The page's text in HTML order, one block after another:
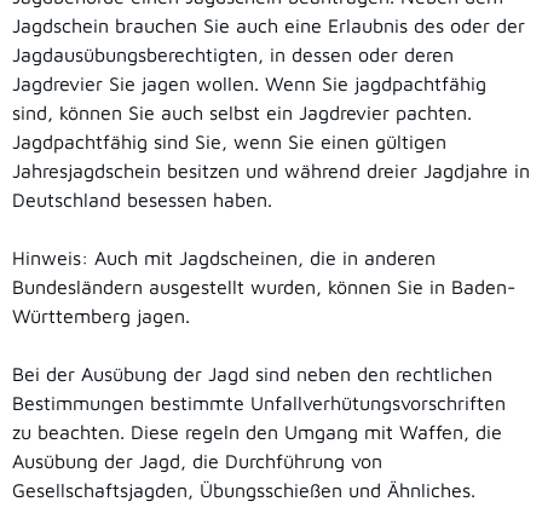
Jagdschein brauchen Sie auch eine Erlaubnis des oder der
Jagdausübungsberechtigten, in dessen oder deren
Jagdrevier Sie jagen wollen. Wenn Sie jagdpachtfähig
sind, können Sie auch selbst ein Jagdrevier pachten.
Jagdpachtfähig sind Sie, wenn Sie einen gültigen
Jahresjagdschein besitzen und während dreier Jagdjahre in
Deutschland besessen haben.
Hinweis: Auch mit Jagdscheinen, die in anderen
Bundesländern ausgestellt wurden, können Sie in Baden-
Württemberg jagen.
Bei der Ausübung der Jagd sind neben den rechtlichen
Bestimmungen bestimmte Unfallverhütungsvorschriften
zu beachten. Diese regeln den Umgang mit Waffen, die
Ausübung der Jagd, die Durchführung von
Gesellschaftsjagden, Übungsschießen und Ähnliches.